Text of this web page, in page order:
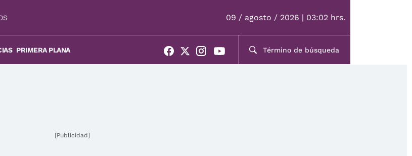
09 / agosto / 2026 | 03:02 hrs.
PRIMERA PLANA
[Publicidad]